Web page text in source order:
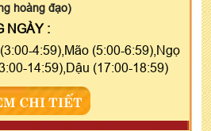
hoàng đạo)
NGÀY :
4:59),Mão (5:00-6:59),Ngọ
14:59),Dậu (17:00-18:59)
CHI TIẾT